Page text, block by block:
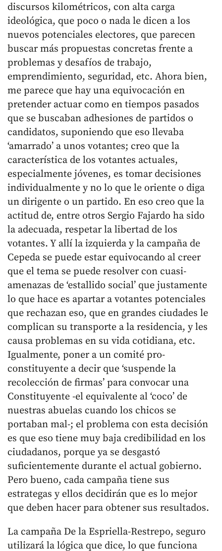
discursos kilométricos, con alta carga
ideológica, que poco o nada le dicen a los
nuevos potenciales electores, que parecen
buscar más propuestas concretas frente a
problemas y desafíos de trabajo,
emprendimiento, seguridad, etc. Ahora bien,
me parece que hay una equivocación en
pretender actuar como en tiempos pasados
que se buscaban adhesiones de partidos o
candidatos, suponiendo que eso llevaba
‘amarrado’ a unos votantes; creo que la
característica de los votantes actuales,
especialmente jóvenes, es tomar decisiones
individualmente y no lo que le oriente o diga
un dirigente o un partido. En eso creo que la
actitud de, entre otros Sergio Fajardo ha sido
la adecuada, respetar la libertad de los
votantes. Y allí la izquierda y la campaña de
Cepeda se puede estar equivocando al creer
que el tema se puede resolver con cuasi-
amenazas de ‘estallido social’ que justamente
lo que hace es apartar a votantes potenciales
que rechazan eso, que en grandes ciudades le
complican su transporte a la residencia, y les
causa problemas en su vida cotidiana, etc.
Igualmente, poner a un comité pro-
constituyente a decir que ‘suspende la
recolección de firmas’ para convocar una
Constituyente -el equivalente al ‘coco’ de
nuestras abuelas cuando los chicos se
portaban mal-; el problema con esta decisión
es que eso tiene muy baja credibilidad en los
ciudadanos, porque ya se desgastó
suficientemente durante el actual gobierno.
Pero bueno, cada campaña tiene sus
estrategas y ellos decidirán que es lo mejor
que deben hacer para obtener sus resultados.
La campaña De la Espriella-Restrepo, seguro
utilizará la lógica que dice, lo que funciona